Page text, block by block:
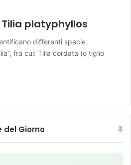
platyphyllos
differenti specie
fra cui: Tilia cordata (o tiglio
del Giorno